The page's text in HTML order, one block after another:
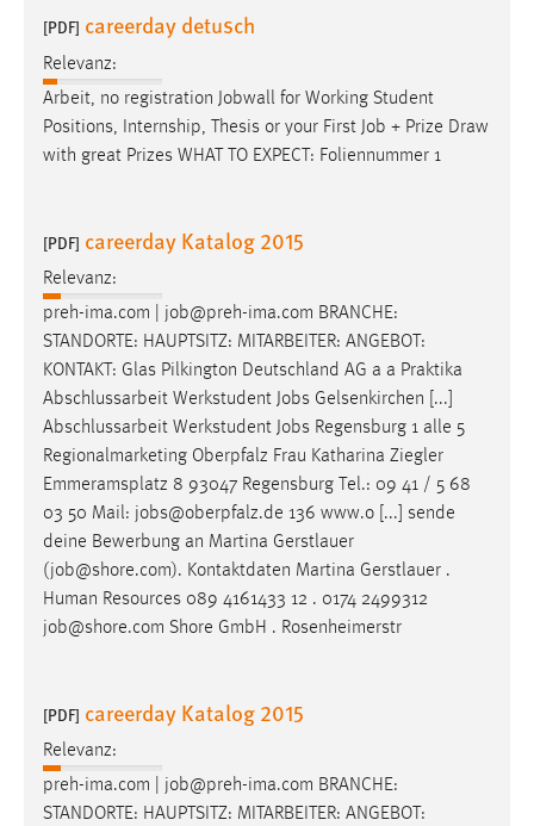
[PDF] careerday detusch
Relevanz:
Arbeit, no registration Jobwall for Working Student
Positions, Internship, Thesis or your First Job + Prize Draw
with great Prizes WHAT TO EXPECT: Foliennummer 1
[PDF] careerday Katalog 2015
Relevanz:
preh-ima.com | job@preh-ima.com BRANCHE:
STANDORTE: HAUPTSITZ: MITARBEITER: ANGEBOT:
KONTAKT: Glas Pilkington Deutschland AG a a Praktika
Abschlussarbeit Werkstudent Jobs Gelsenkirchen [...]
Abschlussarbeit Werkstudent Jobs Regensburg 1 alle 5
Regionalmarketing Oberpfalz Frau Katharina Ziegler
Emmeramsplatz 8 93047 Regensburg Tel.: 09 41 / 5 68
03 50 Mail: jobs@oberpfalz.de 136 www.o [...] sende
deine Bewerbung an Martina Gerstlauer
(job@shore.com). Kontaktdaten Martina Gerstlauer .
Human Resources 089 4161433 12 . 0174 2499312
job@shore.com Shore GmbH . Rosenheimerstr
[PDF] careerday Katalog 2015
Relevanz:
preh-ima.com | job@preh-ima.com BRANCHE:
STANDORTE: HAUPTSITZ: MITARBEITER: ANGEBOT: